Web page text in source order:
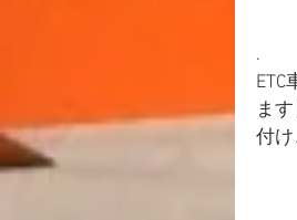
.
ま
付